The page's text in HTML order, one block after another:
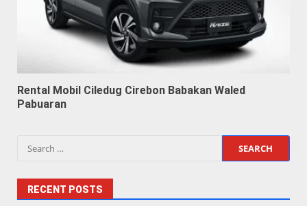
Rental Mobil Ciledug Cirebon Babakan Waled
Pabuaran
Search
RECENT POSTS